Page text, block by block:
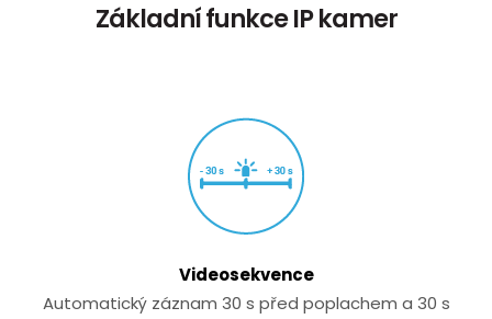
Základní funkce IP kamer
Videosekvence
Automatický záznam 30 s před poplachem a 30 s